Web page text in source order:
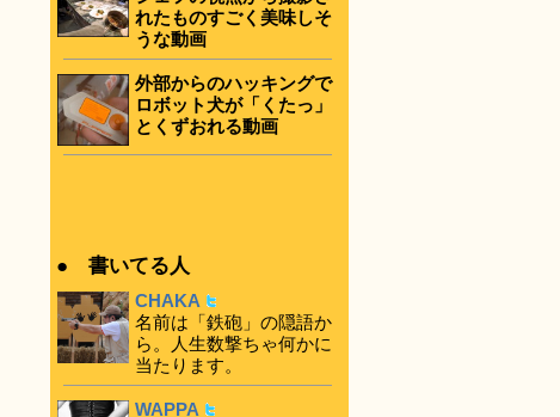
れたものすごく美味しそ
うな動画
外部からのハッキングで
ロボット犬が「くたっ」
とくずおれる動画
● 書いてる人
CHAKA
名前は「鉄砲」の隠語か
ら。人生数撃ちゃ何かに
当たります。
WAPPA